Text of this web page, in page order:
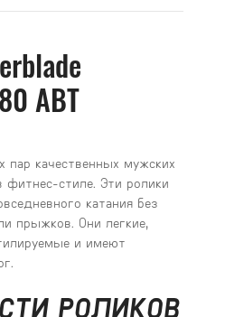
ABT
пар качественных мужских
фитнес-стиле. Эти ролики
катания без
прыжков. Они легкие,
и имеют
РОЛИКОВ